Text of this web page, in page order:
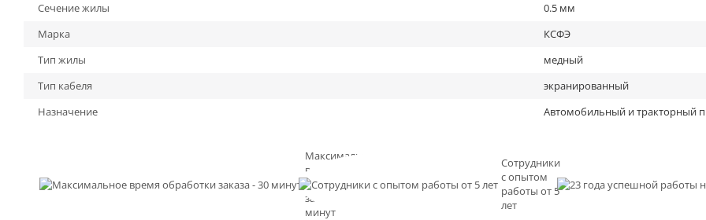
Сечение жилы
0.5 мм
Марка
КСФЭ
Тип жилы
медный
Тип кабеля
экранированный
Назначение
Автомобильный и тракторный
Максимальное
время
обработки
заказа - 30
минут
Сотрудники
с опытом
работы от 5
лет